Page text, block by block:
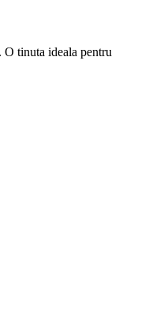
tinuta ideala pentru